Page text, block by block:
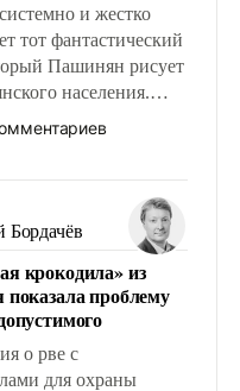
и жестко
тот фантастический
Пашинян рисует
населения.
населению все
по
прожекты будут
оплачиваться
и где за
не нужно
Бордачёв
крокодила» из
показала проблему
о рве с
для охраны